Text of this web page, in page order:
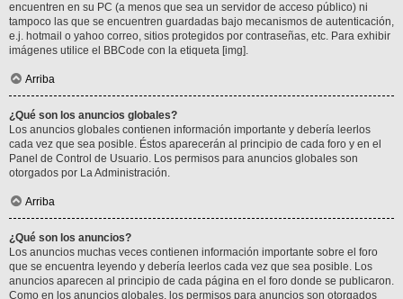
encuentren en su PC (a menos que sea un servidor de acceso público) ni
tampoco las que se encuentren guardadas bajo mecanismos de autenticación,
e.j. hotmail o yahoo correo, sitios protegidos por contraseñas, etc. Para exhibir
imágenes utilice el BBCode con la etiqueta [img].
Arriba
¿Qué son los anuncios globales?
Los anuncios globales contienen información importante y debería leerlos
cada vez que sea posible. Éstos aparecerán al principio de cada foro y en el
Panel de Control de Usuario. Los permisos para anuncios globales son
otorgados por La Administración.
Arriba
¿Qué son los anuncios?
Los anuncios muchas veces contienen información importante sobre el foro
que se encuentra leyendo y debería leerlos cada vez que sea posible. Los
anuncios aparecen al principio de cada página en el foro donde se publicaron.
Como en los anuncios globales, los permisos para anuncios son otorgados